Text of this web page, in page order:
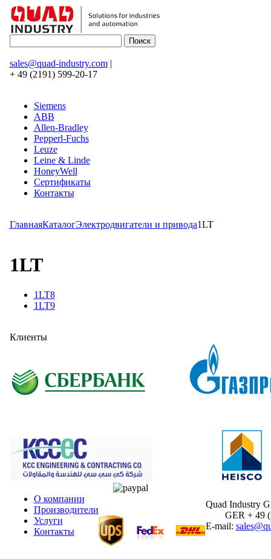
sales@quad-industry.com|
+ 49 (2191) 599-20-17
Siemens
ABB
Allen-Bradley
Pepperl-Fuchs
Leuze
Leine & Linde
HoneyWell
Сертификаты
Контакты
ГлавнаяКаталогЭлектродвигатели и привода1LT
1LT
1LT8
1LT9
Клиенты
О компании
Производители
Услуги
Контакты
Quad Industry
GER + 49
E-mail: